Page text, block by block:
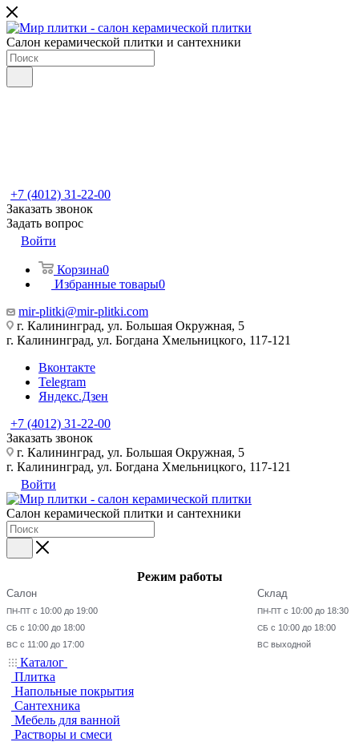
Салон керамической плитки и сантехники
+7 (4012) 31-22-00
Заказать звонок
Задать вопрос
Войти
Корзина0
Избранные товары0
mir-plitki@mir-plitki.com
г. Калининград, ул. Большая Окружная, 5
г. Калининград, ул. Богдана Хмельницкого, 117-121
Вконтакте
Telegram
Яндекс.Дзен
+7 (4012) 31-22-00
Заказать звонок
г. Калининград, ул. Большая Окружная, 5
г. Калининград, ул. Богдана Хмельницкого, 117-121
Войти
Салон керамической плитки и сантехники
Режим работы
Салон
ПН-ПТ с 10:00 до 19:00
СБ с 10:00 до 18:00
ВС с 11:00 до 17:00
Склад
ПН-ПТ с 10:00 до 18:30
СБ с 10:00 до 18:00
ВС выходной
Каталог
Плитка
Напольные покрытия
Сантехника
Мебель для ванной
Растворы и смеси